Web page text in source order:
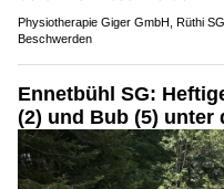
Physiotherapie Giger GmbH, Rüthi
Beschwerden
Ennetbühl SG:
(2) und Bub (5) unter